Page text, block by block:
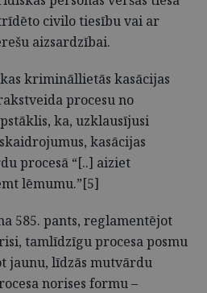
civilo tiesību vai ar
aizsardzībai.
krimināllietās kasācijas
procesu no
ka, uzklausījusi
kasācijas
procesā “[..] aiziet
lēmumu.”[5]
585. pants, reglamentējot
tamlīdzīgu procesa posmu
jaunu, līdzās mutvārdu
norises formu –